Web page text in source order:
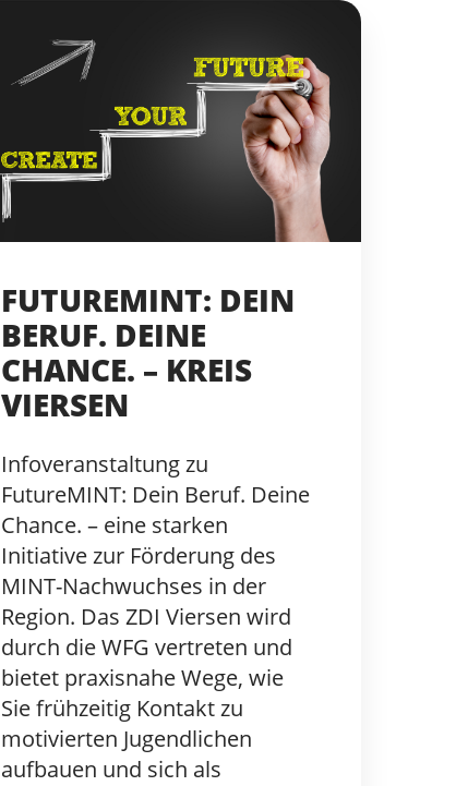
FUTUREMINT: DEIN
BERUF. DEINE
CHANCE. – KREIS
VIERSEN
Infoveranstaltung zu
FutureMINT: Dein Beruf. Deine
Chance. – eine starken
Initiative zur Förderung des
MINT-Nachwuchses in der
Region. Das ZDI Viersen wird
durch die WFG vertreten und
bietet praxisnahe Wege, wie
Sie frühzeitig Kontakt zu
motivierten Jugendlichen
aufbauen und sich als